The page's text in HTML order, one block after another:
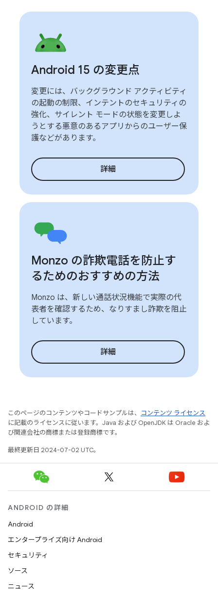
Android 15 の変更点
変更には、バックグラウンド アクティビティ
の起動の制限、インテントのセキュリティの
強化、サイレント モードの状態を変更しよ
うとする悪意のあるアプリからのユーザー保
護などがあります。
詳細
Monzo の詐欺電話を防止す
るためのおすすめの方法
Monzo は、新しい通話状況機能で実際の代
表者を確認するため、なりすまし詐欺を阻止
しています。
詳細
このページのコンテンツやコードサンプルは、
コンテンツ ライセンス
に記載のライセンスに従います。Java および OpenJDK は Oracle およ
び関連会社の商標または登録商標です。
最終更新日 2024-07-02 UTC。
ANDROID の詳細
Android
エンタープライズ向け Android
セキュリティ
ソース
ニュース